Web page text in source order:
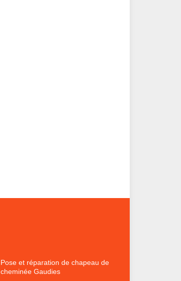
Pose et réparation de chapeau de
cheminée Gaudies